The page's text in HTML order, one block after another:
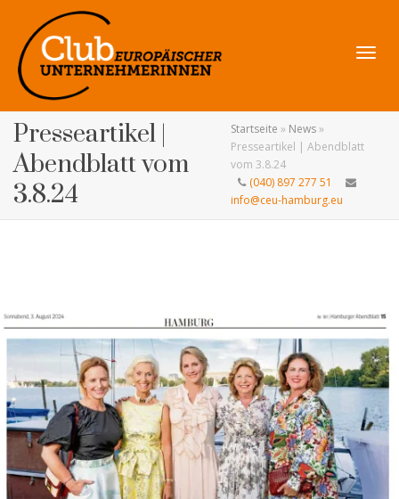
Presseartikel |
Abendblatt vom
3.8.24
Startseite » News»
Presseartikel | Abendblatt
vom 3.8.24
(040) 897 277 51
info@ceu-hamburg.eu